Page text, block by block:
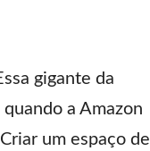
gigante da
a Amazon
um espaço de